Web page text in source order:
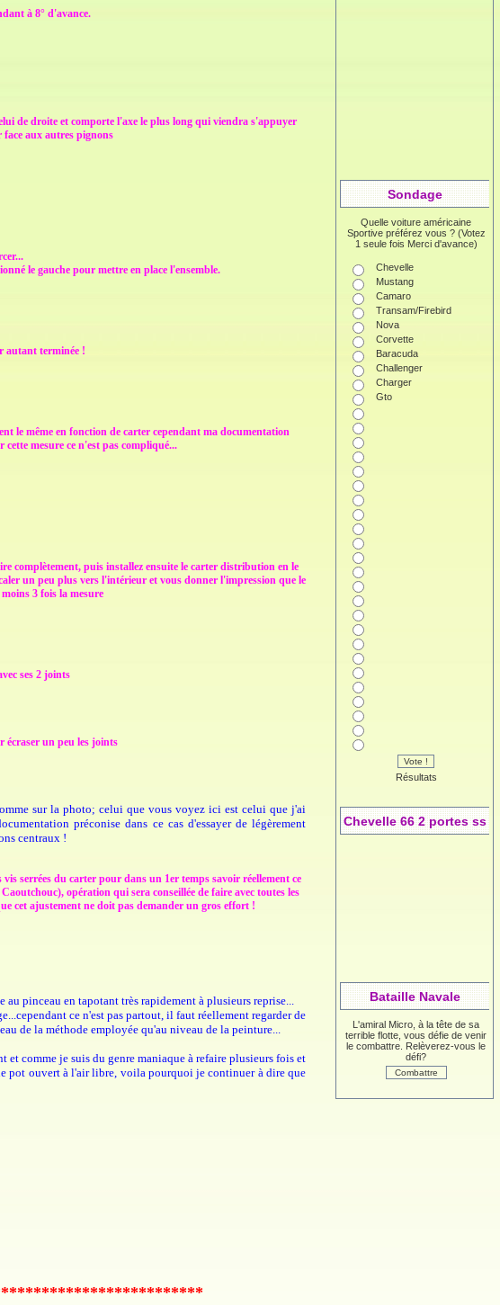
à 8° d'avance.
de droite et comporte l'axe le plus long qui viendra s'appuyer
aux autres pignons
le gauche pour mettre en place l'ensemble.
autant terminée !
le même en fonction de carter cependant ma documentation
cette mesure ce n'est pas compliqué...
complètement, puis installez ensuite le carter distribution en le
un peu plus vers l'intérieur et vous donner l'impression que le
3 fois la mesure
ses 2 joints
écraser un peu les joints
sur la photo; celui que vous voyez ici est celui que j'ai
préconise dans ce cas d'essayer de légèrement
centraux !
serrées du carter pour dans un 1er temps savoir réellement ce
opération qui sera conseillée de faire avec toutes les
cet ajustement ne doit pas demander un gros effort !
pinceau en tapotant très rapidement à plusieurs reprise...
ce n'est pas partout, il faut réellement regarder de
de la méthode employée qu'au niveau de la peinture...
comme je suis du genre maniaque à refaire plusieurs fois et
pot ouvert à l'air libre, voila pourquoi je continuer à dire que
Sondage
Quelle voiture américaine
Sportive préférez vous ? (Votez
1 seule fois Merci d'avance)
Chevelle
Mustang
Camaro
Transam/Firebird
Nova
Corvette
Baracuda
Challenger
Charger
Gto
Vote !
Résultats
Chevelle 66 2 portes ss
Bataille Navale
L'amiral Micro, à la tête de sa
terrible flotte, vous défie de venir
le combattre. Relèverez-vous le
défi?